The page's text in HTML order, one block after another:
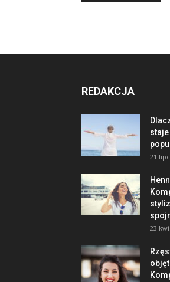
REDAKCJA
21
23